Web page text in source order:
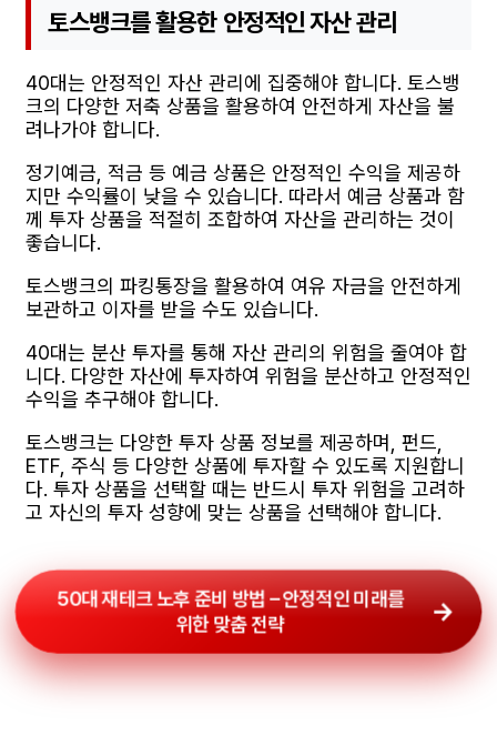
토스뱅크를 활용한 안정적인 자산 관리
40대는 안정적인 자산 관리에 집중해야 합니다. 토스뱅
크의 다양한 저축 상품을 활용하여 안전하게 자산을 불
려나가야 합니다.
정기예금, 적금 등 예금 상품은 안정적인 수익을 제공하
지만 수익률이 낮을 수 있습니다. 따라서 예금 상품과 함
께 투자 상품을 적절히 조합하여 자산을 관리하는 것이
좋습니다.
토스뱅크의 파킹통장을 활용하여 여유 자금을 안전하게
보관하고 이자를 받을 수도 있습니다.
40대는 분산 투자를 통해 자산 관리의 위험을 줄여야 합
니다. 다양한 자산에 투자하여 위험을 분산하고 안정적인
수익을 추구해야 합니다.
토스뱅크는 다양한 투자 상품 정보를 제공하며, 펀드,
ETF, 주식 등 다양한 상품에 투자할 수 있도록 지원합니
다. 투자 상품을 선택할 때는 반드시 투자 위험을 고려하
고 자신의 투자 성향에 맞는 상품을 선택해야 합니다.
50대 재테크 노후 준비 방법 – 안정적인 미래를
위한 맞춤 전략